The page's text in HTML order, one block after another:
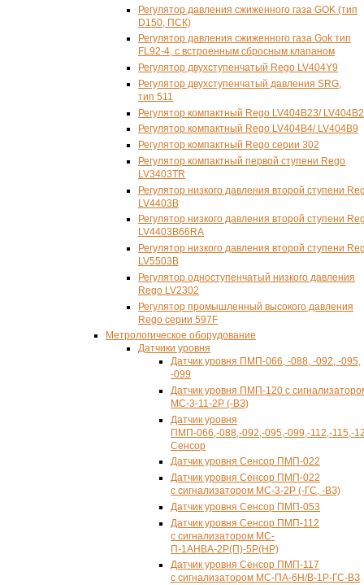
Регулятор давления сжиженного газа GOK (тип
D150, ПСК)
Регулятор давления сжиженного газа Gok тип
FL92-4, с встроенным сбросным клапаном
Регулятор двухступенчатый Rego LV404Y9
Регулятор двухступенчатый давления SRG,
тип 511
Регулятор компактный Rego LV404B23/
Регулятор компактный Rego LV404B4/ LV404B9
Регулятор компактный Rego серии 302
Регулятор компактный первой ступени Rego
LV3403TR
Регулятор низкого давления второй ступени
LV4403B
Регулятор низкого давления второй ступени
LV4403B66RA
Регулятор низкого давления второй ступени
LV5503B
Регулятор одноступенчатый низкого давления
Rego LV2302
Регулятор промышленный высокого давления
Rego серии 597F
Метрологическое оборудование
Датчики уровня
Датчик уровня ПМП-066, -088, -092, -095,
-099
Датчик уровня ПМП-120 с
МС-3-11-2Р (-ВЗ)
Датчик уровня
ПМП-066,-088,-092,-095,-099,-112,-115,-
Сенсор
Датчик уровня Сенсор ПМП-022
Датчик уровня Сенсор ПМП-022
с сигнализатором МС-3-2Р (-ГС, -ВЗ)
Датчик уровня Сенсор ПМП-053
Датчик уровня Сенсор ПМП-112
с сигнализатором МС-
П-1АНВА-2Р(П)-5Р(НР)
Датчик уровня Сенсор ПМП-117
с сигнализатором МС-ПА-6Н/В-1Р-ГС-ВЗ